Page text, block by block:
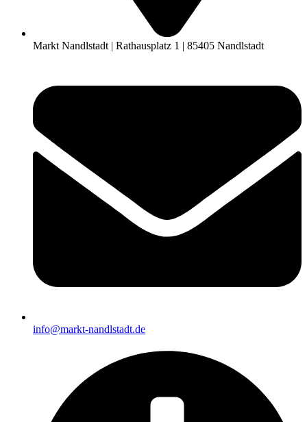
Markt Nandlstadt | Rathausplatz 1 | 85405 Nandlstadt
info@markt-nandlstadt.de